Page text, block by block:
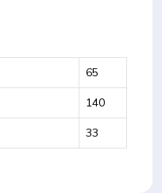
65
140
33